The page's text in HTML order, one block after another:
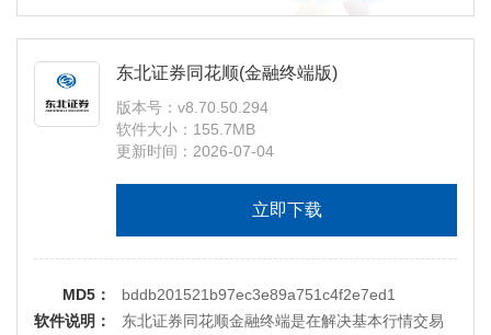
【20211113】支持北京证券交易所股票行情展示
及委托功能
【20210910】股转发行优化
【20210821】支持上海债券质押式协议回购以及
现券交易。
【20210715】支持债券非交易界面调整、新三板
便捷性交易功能
【20201222】支持IPv6
【20201030】港股通行情开市阶段优化
东北证券同花顺(金融终端版)
版本号：v8.70.50.294
软件大小：155.7MB
更新时间：2026-07-04
立即下载
MD5：
bddb201521b97ec3e89a751c4f2e7ed1
软件说明：
东北证券同花顺金融终端是在解决基本行情交易